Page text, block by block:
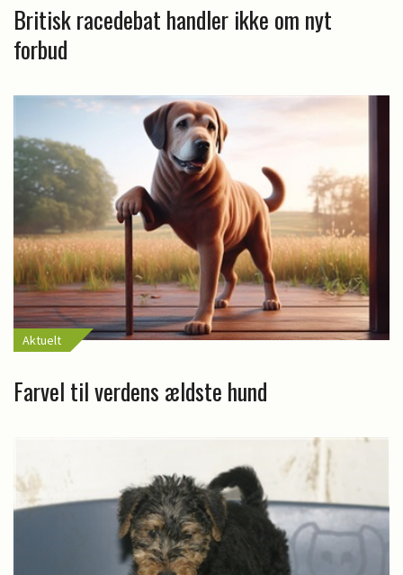
Britisk racedebat handler ikke om nyt
forbud
Aktuelt
Farvel til verdens ældste hund